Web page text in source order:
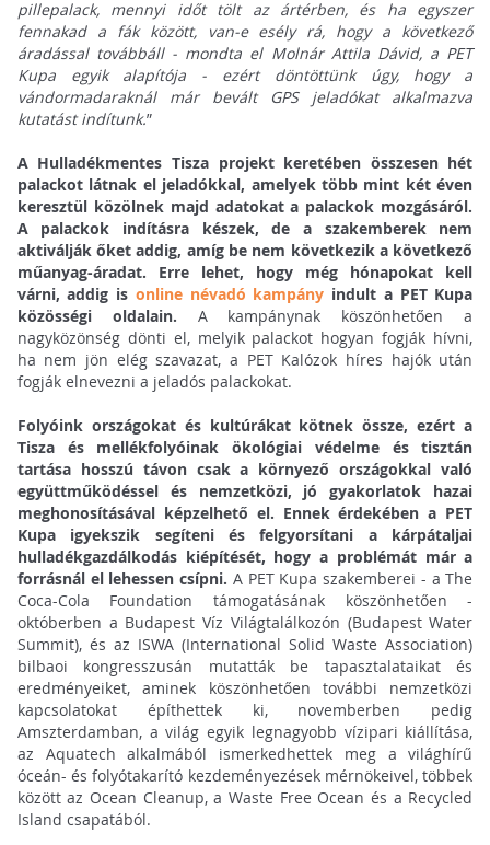
pillepalack, mennyi időt tölt az ártérben, és ha egyszer
fennakad a fák között, van-e esély rá, hogy a következő
áradással továbbáll - mondta el Molnár Attila Dávid, a PET
Kupa egyik alapítója - ezért döntöttünk úgy, hogy a
vándormadaraknál már bevált GPS jeladókat alkalmazva
kutatást indítunk.”
A Hulladékmentes Tisza projekt keretében összesen hét
palackot látnak el jeladókkal, amelyek több mint két éven
keresztül közölnek majd adatokat a palackok mozgásáról.
A palackok indításra készek, de a szakemberek nem
aktiválják őket addig, amíg be nem következik a következő
műanyag-áradat. Erre lehet, hogy még hónapokat kell
várni, addig is online névadó kampány indult a PET Kupa
közösségi oldalain. A kampánynak köszönhetően a
nagyközönség dönti el, melyik palackot hogyan fogják hívni,
ha nem jön elég szavazat, a PET Kalózok híres hajók után
fogják elnevezni a jeladós palackokat.
Folyóink országokat és kultúrákat kötnek össze, ezért a
Tisza és mellékfolyóinak ökológiai védelme és tisztán
tartása hosszú távon csak a környező országokkal való
együttműködéssel és nemzetközi, jó gyakorlatok hazai
meghonosításával képzelhető el. Ennek érdekében a PET
Kupa igyekszik segíteni és felgyorsítani a kárpátaljai
hulladékgazdálkodás kiépítését, hogy a problémát már a
forrásnál el lehessen csípni. A PET Kupa szakemberei - a The
Coca-Cola Foundation támogatásának köszönhetően -
októberben a Budapest Víz Világtalálkozón (Budapest Water
Summit), és az ISWA (International Solid Waste Association)
bilbaoi kongresszusán mutatták be tapasztalataikat és
eredményeiket, aminek köszönhetően további nemzetközi
kapcsolatokat építhettek ki, novemberben pedig
Amszterdamban, a világ egyik legnagyobb vízipari kiállítása,
az Aquatech alkalmából ismerkedhettek meg a világhírű
óceán- és folyótakarító kezdeményezések mérnökeivel, többek
között az Ocean Cleanup, a Waste Free Ocean és a Recycled
Island csapatából.